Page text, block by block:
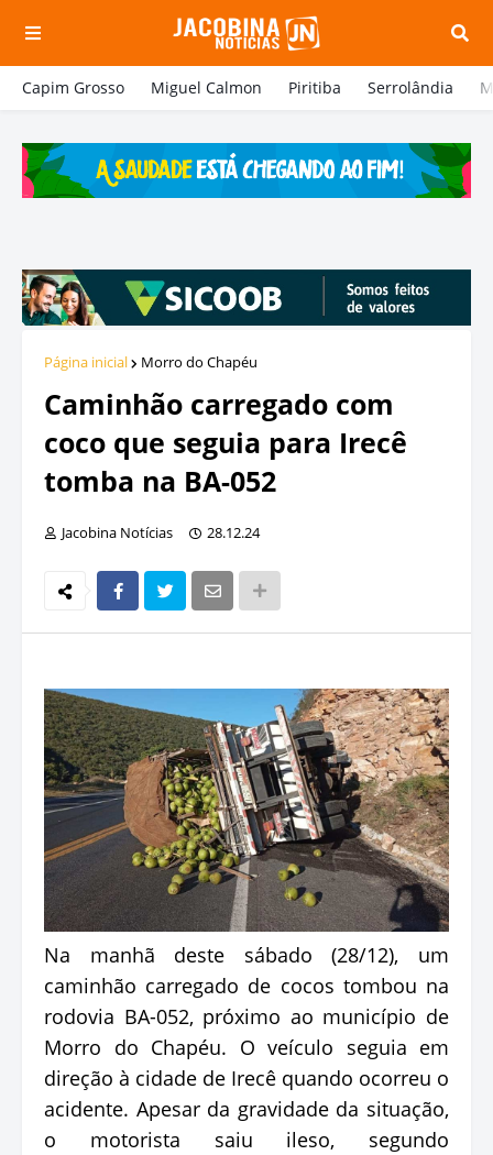
Capim Grosso Miguel Calmon Piritiba Serrolândia
Página inicial Morro do Chapéu
Caminhão carregado com
coco que seguia para Irecê
tomba na BA-052
Jacobina Notícias 28.12.24
Na manhã deste sábado (28/12), um
caminhão carregado de cocos tombou na
rodovia BA-052, próximo ao município de
Morro do Chapéu. O veículo seguia em
direção à cidade de Irecê quando ocorreu o
acidente. Apesar da gravidade da situação,
o motorista saiu ileso, segundo